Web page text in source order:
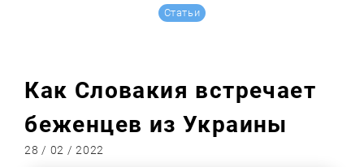
Статьи
Как Словакия встречает
беженцев из Украины
28 / 02 / 2022